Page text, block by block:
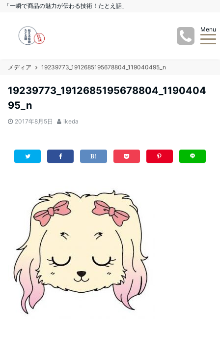
「一瞬で商品の魅力が伝わる技術！たとえ話」
Menu
メディア 19239773_1912685195678804_119040495_n
19239773_1912685195678804_1190404
95_n
2017年8月5日 ikeda